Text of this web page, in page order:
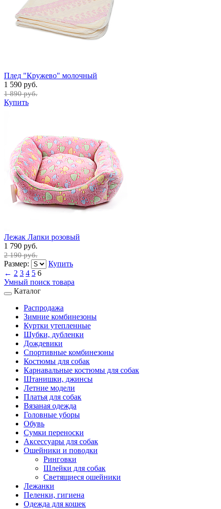
Плед "Кружево" молочный
1 590 руб.
1 890 руб.
Купить
Лежак Лапки розовый
1 790 руб.
2 190 руб.
Размер:
Купить
← 2 3 4 5 6
Умный поиск товара
Каталог
Распродажа
Зимние комбинезоны
Куртки утепленные
Шубки, дубленки
Дождевики
Спортивные комбинезоны
Костюмы для собак
Карнавальные костюмы для собак
Штанишки, джинсы
Летние модели
Платья для собак
Вязаная одежда
Головные уборы
Обувь
Сумки переноски
Аксессуары для собак
Ошейники и поводки
Ринговки
Шлейки для собак
Светящиеся ошейники
Лежанки
Пеленки, гигиена
Одежда для кошек